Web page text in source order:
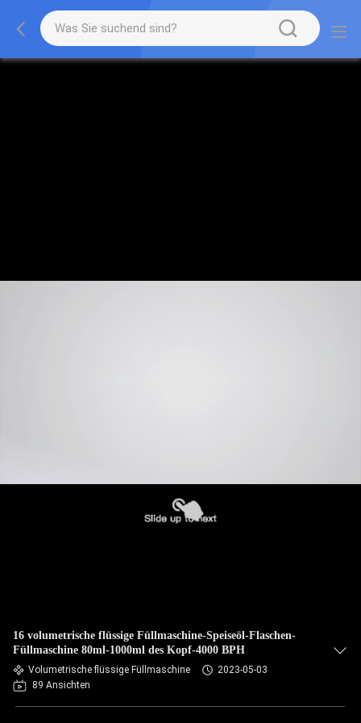
16 volumetrische flüssige Füllmaschine-Speiseöl-Flaschen-
Füllmaschine 80ml-1000ml des Kopf-4000 BPH
Volumetrische flüssige Füllmaschine
2023-05-03
89 Ansichten